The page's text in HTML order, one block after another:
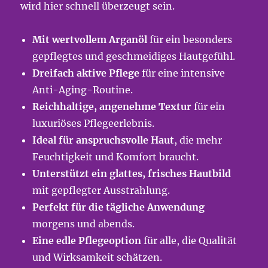
wird hier schnell überzeugt sein.
Mit wertvollem Arganöl für ein besonders
gepflegtes und geschmeidiges Hautgefühl.
Dreifach aktive Pflege für eine intensive
Anti-Aging-Routine.
Reichhaltige, angenehme Textur für ein
luxuriöses Pflegeerlebnis.
Ideal für anspruchsvolle Haut, die mehr
Feuchtigkeit und Komfort braucht.
Unterstützt ein glattes, frisches Hautbild
mit gepflegter Ausstrahlung.
Perfekt für die tägliche Anwendung
morgens und abends.
Eine edle Pflegeoption für alle, die Qualität
und Wirksamkeit schätzen.